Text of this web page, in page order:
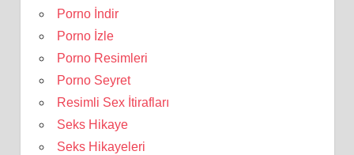
Porno İndir
Porno İzle
Porno Resimleri
Porno Seyret
Resimli Sex İtirafları
Seks Hikaye
Seks Hikayeleri